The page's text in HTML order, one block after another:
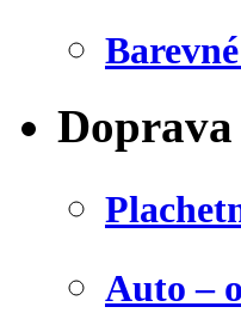
Doprava
Auto –